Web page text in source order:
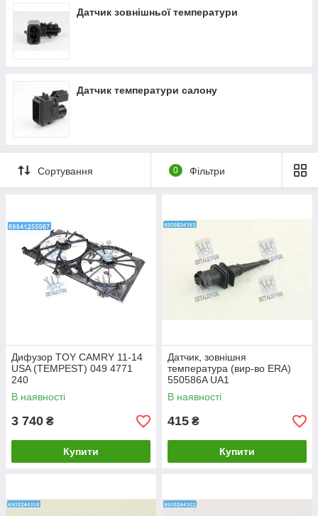
Датчик зовнішньої температури
Датчик температури салону
Сортування 0 Фільтри
Дифузор TOY CAMRY 11-14
USA (TEMPEST) 049 4771
240
В наявності
3 740 ₴
Купити
Датчик, зовнішня
температура (вир-во ERA)
550586A UA1
В наявності
415 ₴
Купити